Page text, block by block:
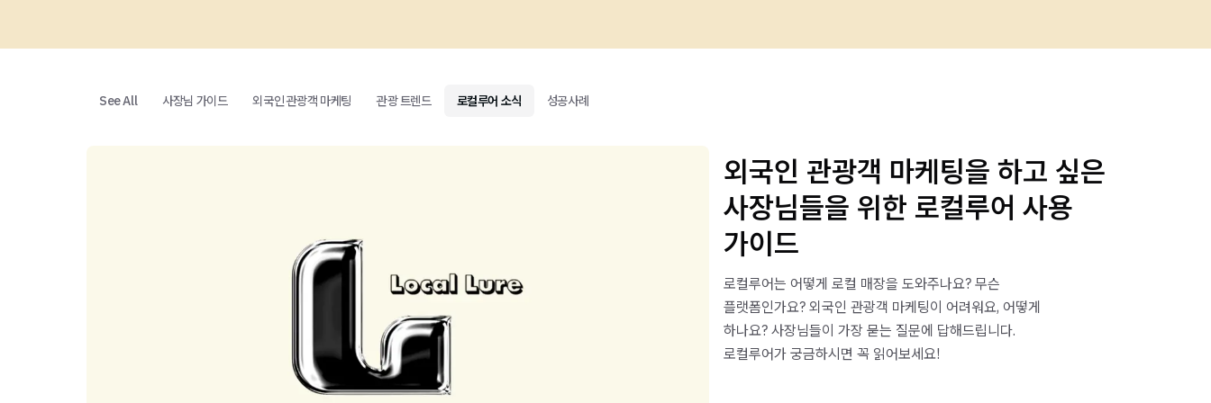
See All 사장님 가이드 외국인 관광객 마케팅 관광 트렌드 로컬루어 소식 성공사례
외국인 관광객 마케팅을 하고 싶은
사장님들을 위한 로컬루어 사용
가이드
로컬루어는 어떻게 로컬 매장을 도와주나요? 무슨
플랫폼인가요? 외국인 관광객 마케팅이 어려워요, 어떻게
하나요? 사장님들이 가장 묻는 질문에 답해드립니다.
로컬루어가 궁금하시면 꼭 읽어보세요!